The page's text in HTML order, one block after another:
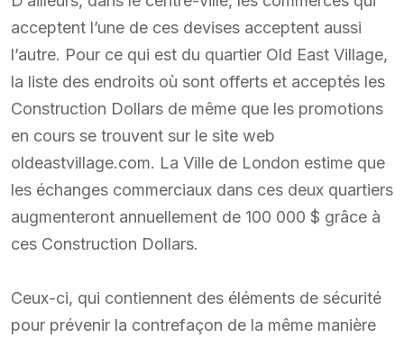
acceptent l’une de ces devises acceptent aussi
l’autre. Pour ce qui est du quartier Old East Village,
la liste des endroits où sont offerts et acceptés les
Construction Dollars de même que les promotions
en cours se trouvent sur le site web
oldeastvillage.com. La Ville de London estime que
les échanges commerciaux dans ces deux quartiers
augmenteront annuellement de 100 000 $ grâce à
ces Construction Dollars.
Ceux-ci, qui contiennent des éléments de sécurité
pour prévenir la contrefaçon de la même manière